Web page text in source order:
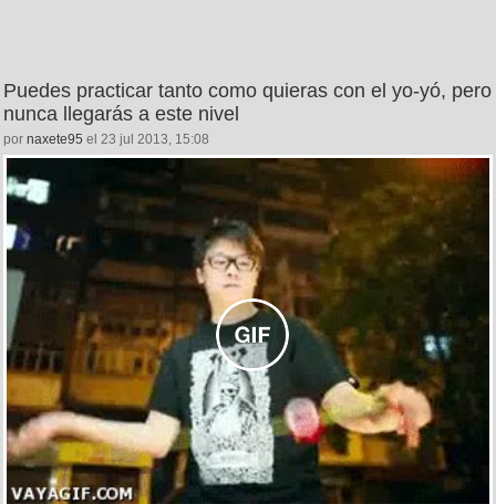
Puedes practicar tanto como quieras con el yo-yó, pero
nunca llegarás a este nivel
por naxete95 el 23 jul 2013, 15:08